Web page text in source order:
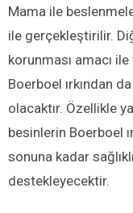
Mama ile
ile gerçekleştirilir.
korunması amacı
Boerboel ırkından
olacaktır. Özellikle
besinlerin Boerboel
sonuna kadar
destekleyecektir.